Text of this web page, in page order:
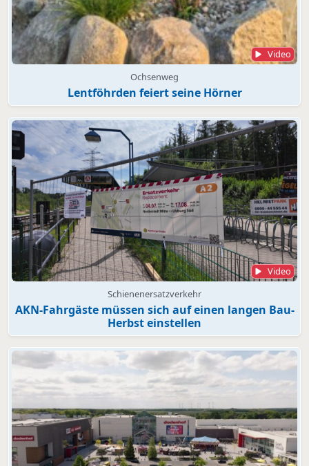
Video
Ochsenweg
Lentföhrden feiert seine Hörner
Video
Schienenersatzverkehr
AKN-Fahrgäste müssen sich auf einen langen Bau-
Herbst einstellen